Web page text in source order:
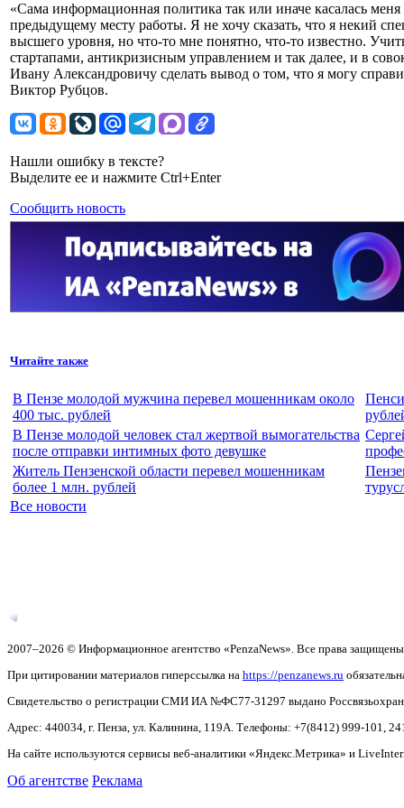
«Сама информационная политика так или иначе касалась
предыдущему месту работы. Я не хочу сказать, что я некий
высшего уровня, но что-то мне понятно, что-то известно.
стартапами, антикризисным управлением и так далее, и в
Ивану Александровичу сделать вывод о том, что я могу
Виктор Рубцов.
Нашли ошибку в тексте?
Выделите ее и нажмите Ctrl+Enter
Сообщить новость
Читайте также
В Пензе молодой мужчина перевел мошенникам около
400 тыс. рублей
В Пензе молодой человек стал жертвой вымогательства
после отправки интимных фото девушке
Житель Пензенской области перевел мошенникам
более 1 млн. рублей
Все новости
2007–2026 © Информационное агентство «PenzaNews». Все права
При цитировании материалов гиперссылка на https://penzanews.ru
Свидетельство о регистрации СМИ ИА №ФС77-31297 выдано
Адрес: 440034, г. Пенза, ул. Калинина, 119А. Телефоны: +7(8412) 999-101,
На сайте используются сервисы веб-аналитики «Яндекс.Метрика» и
Об агентстве Реклама